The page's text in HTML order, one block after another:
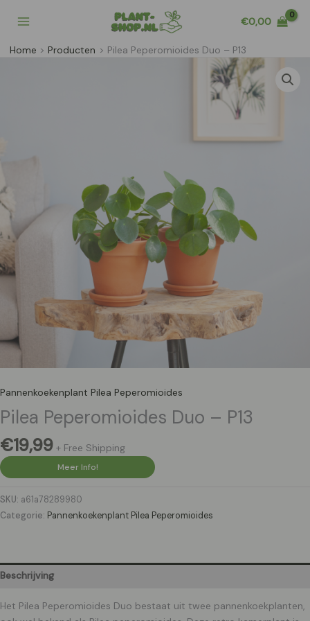
naar
inhoud
€0,00
Home Producten Pilea Peperomioides Duo – P13
Pannenkoekenplant Pilea Peperomioides
Pilea Peperomioides Duo – P13
€19,99 + Free Shipping
Meer Info!
SKU: a61a78289980
Categorie: Pannenkoekenplant Pilea Peperomioides
Beschrijving
Het Pilea Peperomioides Duo bestaat uit twee pannenkoekplanten,